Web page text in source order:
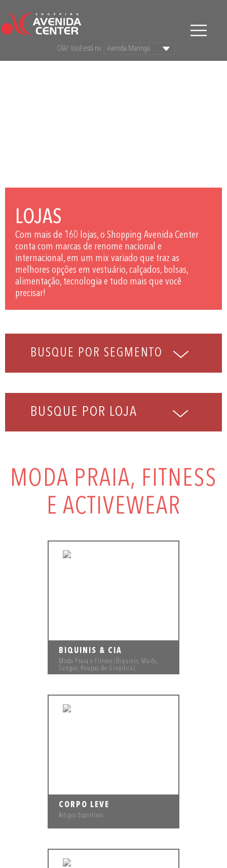
Olá! Você está no
LOJAS
Com mais de 160 lojas, o Shopping Avenida Center
conta com marcas de renome nacional e
internacional, em um mix variado que traz as
melhores opções em vestuário, calçados, bolsas,
alimentação, tecnologia e tudo mais que você
precisar!
BUSQUE POR LOJA
MODA PRAIA, FITNESS
E ACTIVEWEAR
BIQUINIS & CIA
Moda Praia e Fitness (Biquinis, Maiôs,
Sungas, Roupas de Ginástica)
CORPO LEVE
Artigos Esportivos